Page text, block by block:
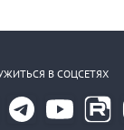
В СОЦСЕТЯХ